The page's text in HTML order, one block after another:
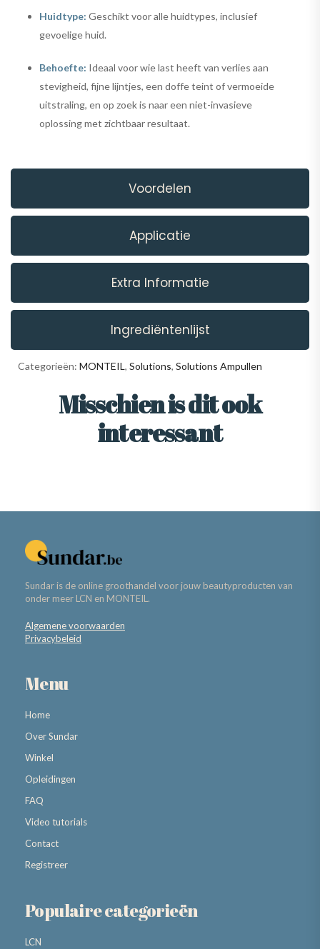
Voordelen
Applicatie
Extra Informatie
Ingrediëntenlijst
Huidtype: Geschikt voor alle huidtypes, inclusief
gevoelige huid.
Behoefte: Ideaal voor wie last heeft van verlies aan
stevigheid, fijne lijntjes, een doffe teint of vermoeide
uitstraling, en op zoek is naar een niet-invasieve
oplossing met zichtbaar resultaat.
Categorieën: MONTEIL, Solutions, Solutions Ampullen
Misschien is dit ook
interessant
Sundar is de online groothandel voor jouw beautyproducten van
onder meer LCN en MONTEIL.
Algemene voorwaarden
Privacybeleid
Menu
Home
Over Sundar
Winkel
Opleidingen
FAQ
Video tutorials
Contact
Registreer
Populaire categorieën
LCN